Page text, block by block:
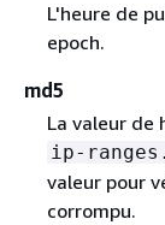
L'heure de
epoch.
md5
La valeur
ip-
valeur pour
corrompu.